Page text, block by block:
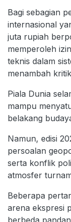
Bagi sebagian
internasional
juta rupiah
memperoleh
teknis dalam
menambah
Piala Dunia
mampu
belakang
Namun, edisi
persoalan
serta konflik
atmosfer
Beberapa
arena ekspresi
berbeda